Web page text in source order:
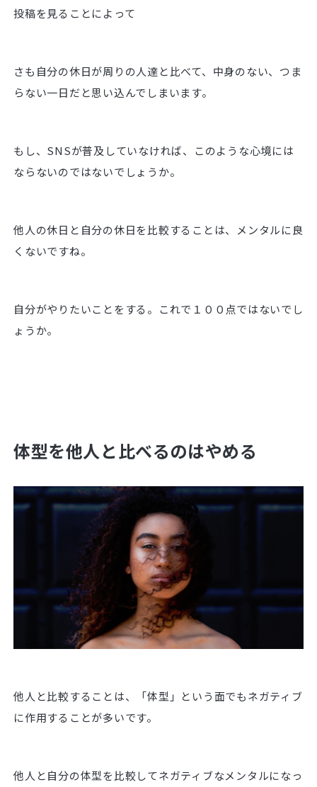
投稿を見ることによって
さも自分の休日が周りの人達と比べて、中身のない、つま
らない一日だと思い込んでしまいます。
もし、SNSが普及していなければ、このような心境には
ならないのではないでしょうか。
他人の休日と自分の休日を比較することは、メンタルに良
くないですね。
自分がやりたいことをする。これで１００点ではないでし
ょうか。
体型を他人と比べるのはやめる
他人と比較することは、「体型」という面でもネガティブ
に作用することが多いです。
他人と自分の体型を比較してネガティブなメンタルになっ